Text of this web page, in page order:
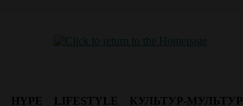
HYPE LIFESTYLE КУЛЬТУР-МУЛЬТУР